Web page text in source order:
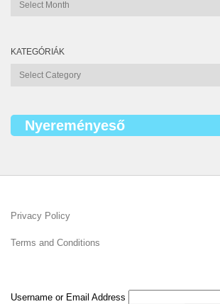
KATEGÓRIÁK
Kategóriák
Nyereményeső
Privacy Policy
Terms and Conditions
Username or Email Address